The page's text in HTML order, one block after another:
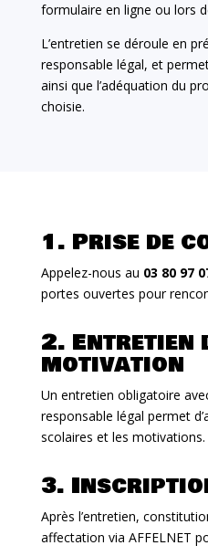
formulaire en ligne ou lors
L’entretien se déroule en
responsable légal, et
ainsi que l’adéquation du
choisie.
1. Prise de
Appelez-nous au 03 80 97
portes ouvertes pour
2. Entretien
motivation
Un entretien obligatoire
responsable légal permet
scolaires et les motivations.
3.
Après l’entretien,
affectation via AFFELNET